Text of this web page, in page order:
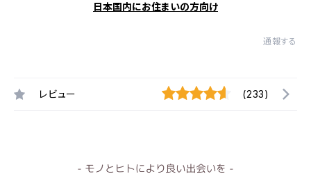
日本国内にお住まいの方向け
通報する
レビュー (233)